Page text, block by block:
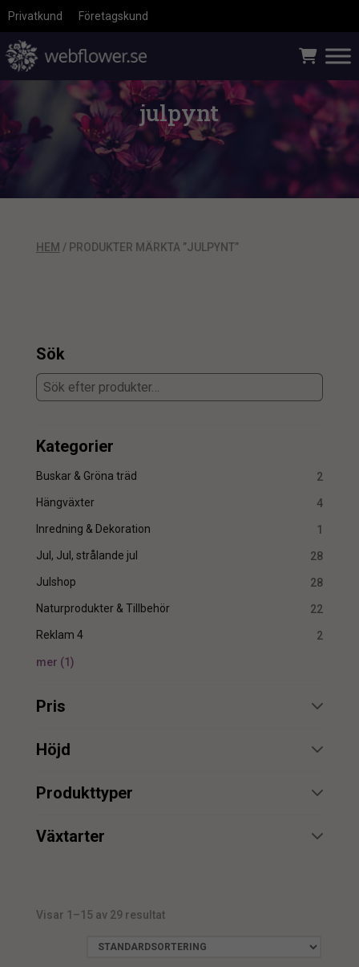
Privatkund Företagskund
julpynt
HEM / PRODUKTER MÄRKTA ”JULPYNT”
Sök
Kategorier
Buskar & Gröna träd 2
Hängväxter 4
Inredning & Dekoration 1
Jul, Jul, strålande jul 28
Julshop 28
Naturprodukter & Tillbehör 22
Reklam 4 2
mer (1)
Pris
min.
min. max.
Höjd
min.
Produkttyper
Växtarter
Visar 1–15 av 29 resultat